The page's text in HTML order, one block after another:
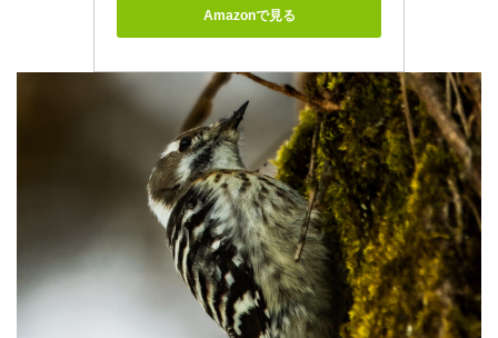
Amazonで見る